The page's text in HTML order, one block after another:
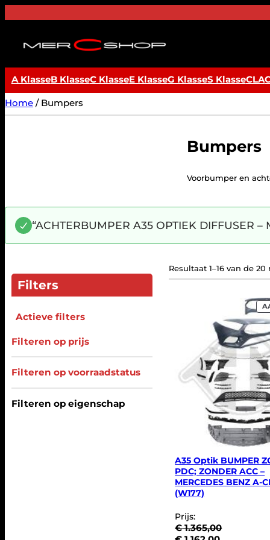
A KlasseB KlasseC KlasseE KlasseG KlasseS KlasseCLA
Home / Bumpers
Bumpers
Voorbumper en
“ACHTERBUMPER A35 OPTIEK DIFFUSER
Filters
Actieve filters
Filteren op prijs
Filteren op voorraadstatus
Filteren op eigenschap
Resultaat 1–16 van de
A35 Optik BUMPER
PDC; ZONDER ACC –
MERCEDES BENZ A-
(W177)
Prijs:
€1.365,00